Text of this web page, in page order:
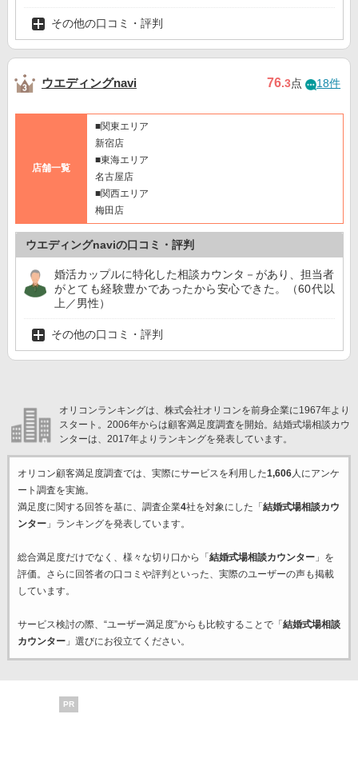
その他の口コミ・評判
ウエディングnavi 76.3点 18件
店舗一覧
■関東エリア
新宿店
■東海エリア
名古屋店
■関西エリア
梅田店
ウエディングnaviの口コミ・評判
婚活カップルに特化した相談カウンタ－があり、担当者
がとても経験豊かであったから安心できた。（60代以
上／男性）
その他の口コミ・評判
オリコンランキングは、株式会社オリコンを前身企業に1967年より
スタート。2006年からは顧客満足度調査を開始。結婚式場相談カウ
ンターは、2017年よりランキングを発表しています。
オリコン顧客満足度調査では、実際にサービスを利用した1,606人にアンケ
ート調査を実施。
満足度に関する回答を基に、調査企業4社を対象にした「 結婚式場相談カウ
ンター」ランキングを発表しています。
総合満足度だけでなく、様々な切り口から「 結婚式場相談カウンター」を
評価。さらに回答者の口コミや評判といった、実際のユーザーの声も掲載
しています。
サービス検討の際、“ユーザー満足度”からも比較することで「 結婚式場相談
カウンター」選びにお役立てください。
PR